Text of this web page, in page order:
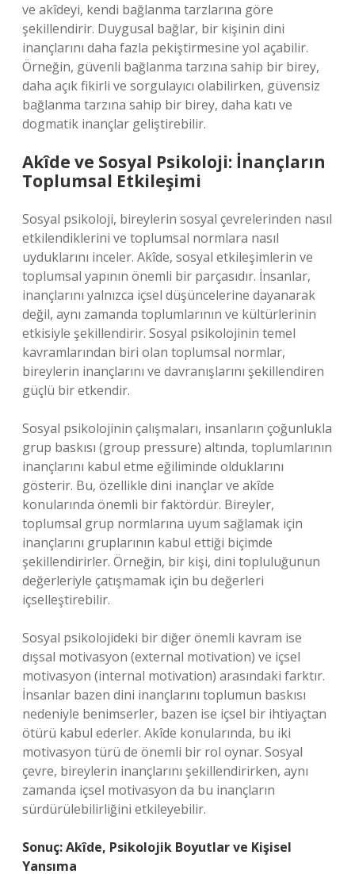
ve akîdeyi, kendi bağlanma tarzlarına göre
şekillendirir. Duygusal bağlar, bir kişinin dini
inançlarını daha fazla pekiştirmesine yol açabilir.
Örneğin, güvenli bağlanma tarzına sahip bir birey,
daha açık fikirli ve sorgulayıcı olabilirken, güvensiz
bağlanma tarzına sahip bir birey, daha katı ve
dogmatik inançlar geliştirebilir.
Akîde ve Sosyal Psikoloji: İnançların
Toplumsal Etkileşimi
Sosyal psikoloji, bireylerin sosyal çevrelerinden nasıl
etkilendiklerini ve toplumsal normlara nasıl
uyduklarını inceler. Akîde, sosyal etkileşimlerin ve
toplumsal yapının önemli bir parçasıdır. İnsanlar,
inançlarını yalnızca içsel düşüncelerine dayanarak
değil, aynı zamanda toplumlarının ve kültürlerinin
etkisiyle şekillendirir. Sosyal psikolojinin temel
kavramlarından biri olan toplumsal normlar,
bireylerin inançlarını ve davranışlarını şekillendiren
güçlü bir etkendir.
Sosyal psikolojinin çalışmaları, insanların çoğunlukla
grup baskısı (group pressure) altında, toplumlarının
inançlarını kabul etme eğiliminde olduklarını
gösterir. Bu, özellikle dini inançlar ve akîde
konularında önemli bir faktördür. Bireyler,
toplumsal grup normlarına uyum sağlamak için
inançlarını gruplarının kabul ettiği biçimde
şekillendirirler. Örneğin, bir kişi, dini topluluğunun
değerleriyle çatışmamak için bu değerleri
içselleştirebilir.
Sosyal psikolojideki bir diğer önemli kavram ise
dışsal motivasyon (external motivation) ve içsel
motivasyon (internal motivation) arasındaki farktır.
İnsanlar bazen dini inançlarını toplumun baskısı
nedeniyle benimserler, bazen ise içsel bir ihtiyaçtan
ötürü kabul ederler. Akîde konularında, bu iki
motivasyon türü de önemli bir rol oynar. Sosyal
çevre, bireylerin inançlarını şekillendirirken, aynı
zamanda içsel motivasyon da bu inançların
sürdürülebilirliğini etkileyebilir.
Sonuç: Akîde, Psikolojik Boyutlar ve Kişisel
Yansıma